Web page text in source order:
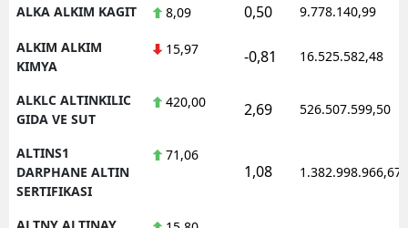
ALKA ALKIM KAGIT 8,09 0,50 9.778.140,99
ALKIM ALKIM
KIMYA
15,97 -0,81 16.525.582,48
ALKLC ALTINKILIC
GIDA VE SUT
420,00 2,69 526.507.599,50
ALTINS1
DARPHANE ALTIN
SERTIFIKASI
71,06
1,08 1.382.998.966,67
ALTNY ALTINAY